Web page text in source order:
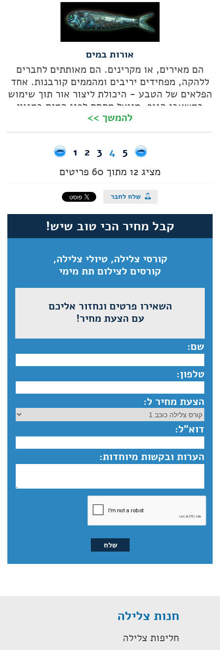
אורות במים
הם מאירים, או מקרינים. הם מאותתים לחברים
ללהקה, מפחידים יריבים ומהממים קורבנות. אחד
הפלאים של הטבע - היכולת ליצור אור תוך שימוש
במשאבי הגוף, מנוצל מתחת לפני המים במגוון
דרכים מעוררות השתאות
להמשך >>
1 2 3 4 5
מציג 12 מתוך 60 פריטים
קבל מחיר הכי טוב שיש!
קורסי צלילה, טיולי צלילה,
קורסים לצילום תת מימי
השאירו פרטים ונחזור אליכם
עם הצעת מחיר!
שם:
טלפון:
הצעת מחיר ל:
דוא”ל:
הערות ובקשות מיוחדות:
חנות צלילה
חליפות צלילה